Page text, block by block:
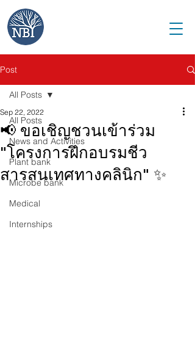
Post
All Posts
News and Activities
Plant bank
Microbe bank
Medical
Internships
All Posts
📢 ขอเชิญชวนเข้าร่วม
"โครงการฝึกอบรมชีว
สารสนเทศทางคลินิก" ✨
Sep 22, 2022